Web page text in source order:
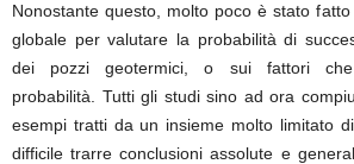
Nonostante questo, molto poco è stato
globale per valutare la probabilità di
dei pozzi geotermici, o sui fattori che
probabilità. Tutti gli studi sino ad ora
esempi tratti da un insieme molto limitato
difficile trarre conclusioni assolute e